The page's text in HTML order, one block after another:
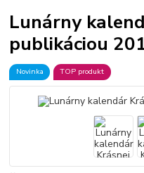
Lunárny
publikáciou
Novinka TOP produkt